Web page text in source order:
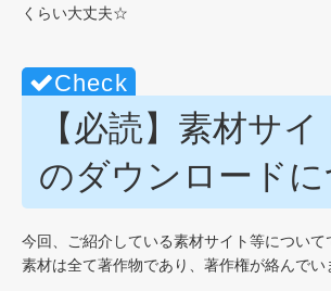
くらい大丈夫☆
【必読】素材サイ
のダウンロードに
今回、ご紹介している素材サイト等について
素材は全て著作物であり、著作権が絡んでい